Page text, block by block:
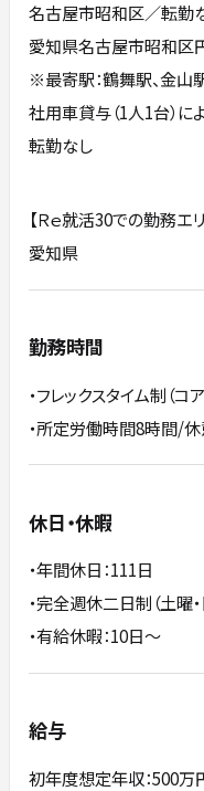
名古屋市昭和区／転勤
愛知県名古屋市昭和区
※最寄駅：鶴舞駅、金山
社用車貸与（1人1台）に
転勤なし
【Ｒｅ就活30での勤務エ
愛知県
勤務時間
・フレックスタイム制（コ
・所定労働時間8時間/
休日・休暇
・年間休日：111日
・完全週休二日制（土曜・
・有給休暇：10日～
給与
初年度想定年収：500